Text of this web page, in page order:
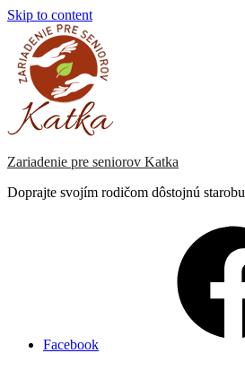
Skip to content
Zariadenie pre seniorov Katka
Doprajte svojím rodičom dôstojnú starobu
Facebook